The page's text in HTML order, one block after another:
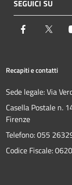
SEGUICI SU
Facebook
Recapiti e contatti
Sede legale: Via
Casella Postale n.
Firenze
Telefono:055
Codice Fiscale: